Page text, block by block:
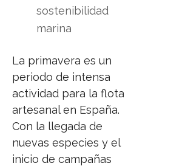
sostenibilidad
marina
La primavera es un
periodo de intensa
actividad para la flota
artesanal en España.
Con la llegada de
nuevas especies y el
inicio de campañas